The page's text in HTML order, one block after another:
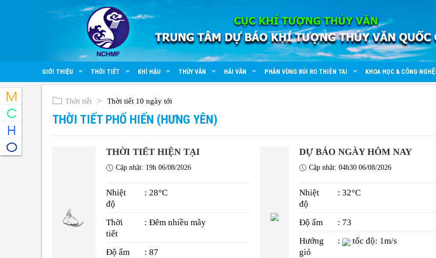
GIỚI THIỆU THỜI TIẾT KHÍ HẬU THỦY VĂN HẢI VĂN PHÂN VÙNG RỦI RO THIÊN TAI KHOA HỌC & CÔNG NGHỆ
Thời tiết Thời tiết 10 ngày tới
THỜI TIẾT PHỐ HIẾN (HƯNG YÊN)
THỜI TIẾT HIỆN TẠI
Cập nhật: 19h 06/08/2026
Nhiệt
độ
: 28°C
Thời
tiết
: Đêm nhiều mây
Độ ẩm
: 87
DỰ BÁO NGÀY HÔM NAY
Cập nhật: 04h30 06/08/2026
Nhiệt
độ
: 32°C
Độ ẩm
: 73
Hướng
gió
: tốc độ: 1m/s